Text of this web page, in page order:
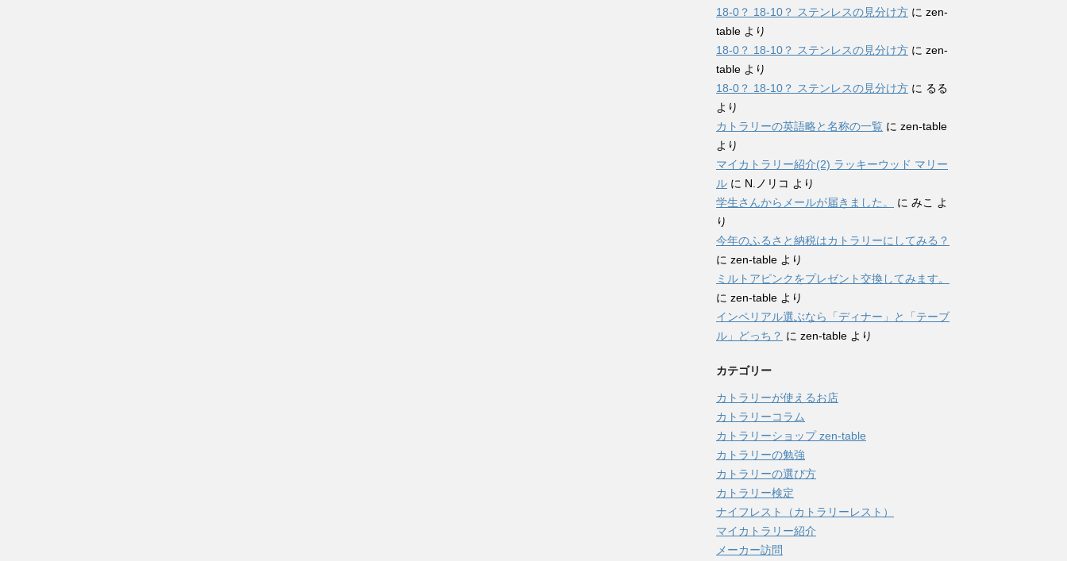
18-0？ 18-10？ ステンレスの見分け方 に zen-
table より
18-0？ 18-10？ ステンレスの見分け方 に zen-
table より
18-0？ 18-10？ ステンレスの見分け方 に るる
より
カトラリーの英語略と名称の一覧 に zen-table
より
マイカトラリー紹介(2) ラッキーウッド マリー
ル に N.ノリコ より
学生さんからメールが届きました。
に みこ
よ
り
今年のふるさと納税はカトラリーにしてみる？
に zen-table より
ミルトアピンクをプレゼント交換してみます。
に zen-table より
インペリアル選ぶなら「ディナー」と「テーブ
ル」どっち？ に zen-table より
カテゴリー
カトラリーが使えるお店
カトラリーコラム
カトラリーショップ zen-table
カトラリーの勉強
カトラリーの選び方
カトラリー検定
ナイフレスト（カトラリーレスト）
マイカトラリー紹介
メーカー訪問